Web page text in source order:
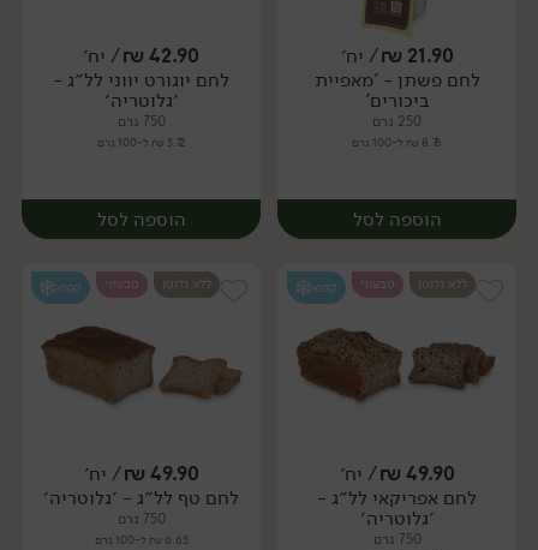
יח׳ יח׳
21.90
₪/ יח׳
לחם פשתן - 'מאפיית
ביכורים'
250 גרם
8.76 ₪ ל-100 גרם
הוספה לסל
יח׳
42.90
₪/ יח׳
לחם יוגורט יווני לל״ג -
׳גלוטריה׳
750 גרם
5.72 ₪ ל-100 גרם
הוספה לסל
יח׳
ללא גלוטן טבעוני קפוא
49.90
₪/ יח׳
לחם אפריקאי לל״ג -
׳גלוטריה׳
750 גרם
ללא גלוטן טבעוני קפוא
49.90
₪/ יח׳
לחם טף לל״ג - ׳גלוטריה׳
750 גרם
6.65 ₪ ל-100 גרם